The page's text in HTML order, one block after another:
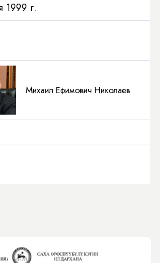
1999 г.
Михаил Ефимович Николаев